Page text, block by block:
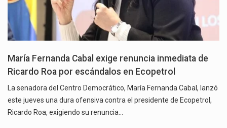
María Fernanda Cabal exige renuncia inmediata de
Ricardo Roa por escándalos en Ecopetrol
La senadora del Centro Democrático, María Fernanda Cabal, lanzó
este jueves una dura ofensiva contra el presidente de Ecopetrol,
Ricardo Roa, exigiendo su renuncia…